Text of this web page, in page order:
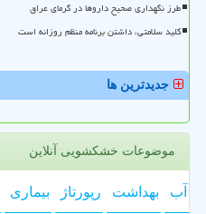
طرز نگهداری صحیح داروها در گرمای عراق
کلید سلامتی، داشتن برنامه منظم روزانه است
جدیدترین ها
موضوعات خشکشویی آنلاین
آب بهداشت رپورتاژ بیماری